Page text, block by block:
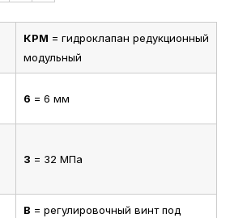
КРМ = гидроклапан редукционный
модульный
6 = 6 мм
3 = 32 МПа
В = регулировочный винт под